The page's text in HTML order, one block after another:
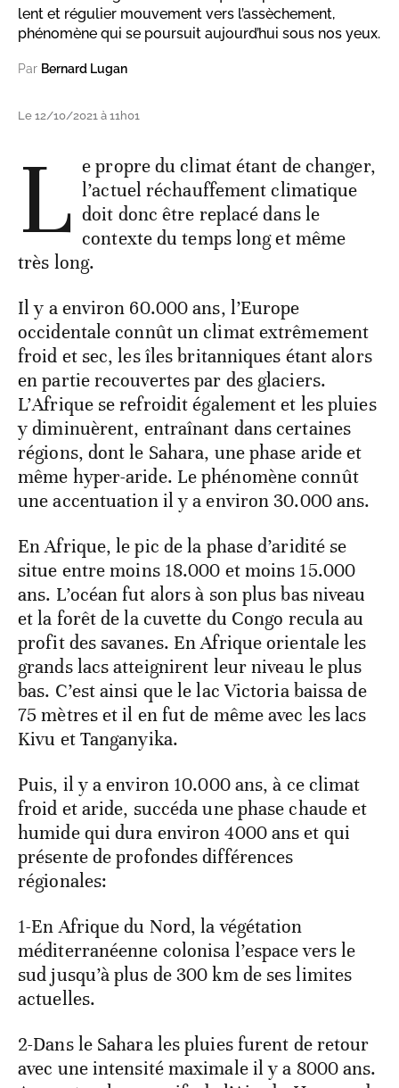
lent et régulier mouvement vers l’assèchement,
phénomène qui se poursuit aujourd’hui sous nos yeux.
Par Bernard Lugan
Le 12/10/2021 à 11h01
L e propre du climat étant de changer,
l’actuel réchauffement climatique
doit donc être replacé dans le
contexte du temps long et même
très long.
Il y a environ 60.000 ans, l’Europe
occidentale connût un climat extrêmement
froid et sec, les îles britanniques étant alors
en partie recouvertes par des glaciers.
L’Afrique se refroidit également et les pluies
y diminuèrent, entraînant dans certaines
régions, dont le Sahara, une phase aride et
même hyper-aride. Le phénomène connût
une accentuation il y a environ 30.000 ans.
En Afrique, le pic de la phase d’aridité se
situe entre moins 18.000 et moins 15.000
ans. L’océan fut alors à son plus bas niveau
et la forêt de la cuvette du Congo recula au
profit des savanes. En Afrique orientale les
grands lacs atteignirent leur niveau le plus
bas. C’est ainsi que le lac Victoria baissa de
75 mètres et il en fut de même avec les lacs
Kivu et Tanganyika.
Puis, il y a environ 10.000 ans, à ce climat
froid et aride, succéda une phase chaude et
humide qui dura environ 4000 ans et qui
présente de profondes différences
régionales:
1-En Afrique du Nord, la végétation
méditerranéenne colonisa l’espace vers le
sud jusqu’à plus de 300 km de ses limites
actuelles.
2-Dans le Sahara les pluies furent de retour
avec une intensité maximale il y a 8000 ans.